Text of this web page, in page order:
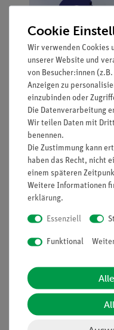
Funktion
Leitungs-Baustein,
Schaltbildern durch
Ausstattung
Daten
Deutlich
jeweiligen
Durchsichtige
Sichere
Verzahnung
Bausteingröße
Widerstand
Stromstärke:
Cookie
Wir verwenden Cookies
unserer Website und
von Besucher:innen
Anzeigen zu
einzubinden oder
Die Datenverarbeitung
Wir teilen Daten mit
benennen.
Die Zustimmung kann
haben das Recht, nicht
einem späteren
Weitere Informationen
erklärung.
Essenziell
Funktional